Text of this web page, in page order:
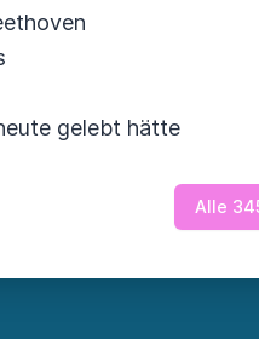
gelebt hätte
Alle